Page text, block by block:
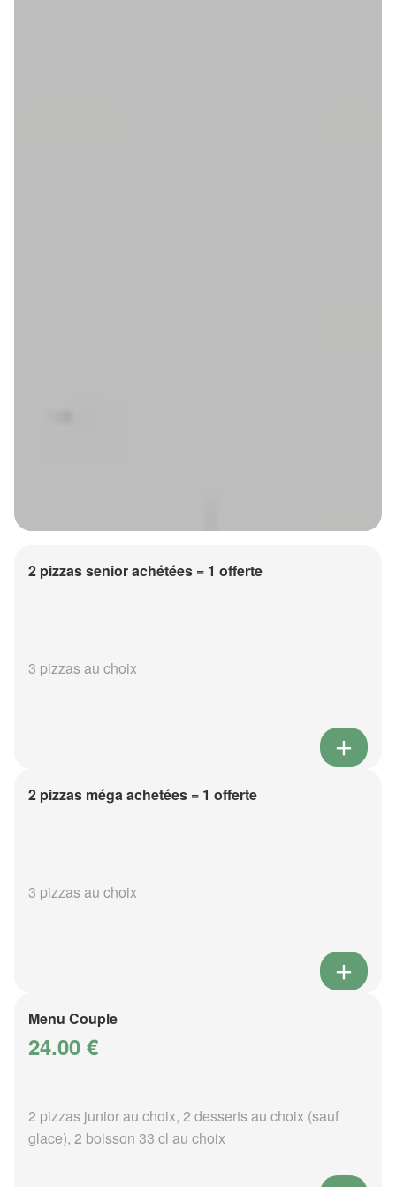
2 pizzas senior achétées = 1 offerte
3 pizzas au choix
2 pizzas méga achetées = 1 offerte
3 pizzas au choix
Menu Couple
24.00 €
2 pizzas junior au choix, 2 desserts au choix (sauf
glace), 2 boisson 33 cl au choix